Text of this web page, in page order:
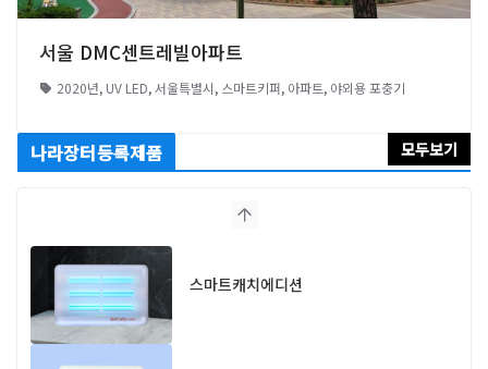
서울 DMC센트레빌아파트
2020년, UV LED,서울특별시, 스마트키퍼, 아파트, 야외용 포충기
나라장터등록제품 모두보기
스마트캐치에디션